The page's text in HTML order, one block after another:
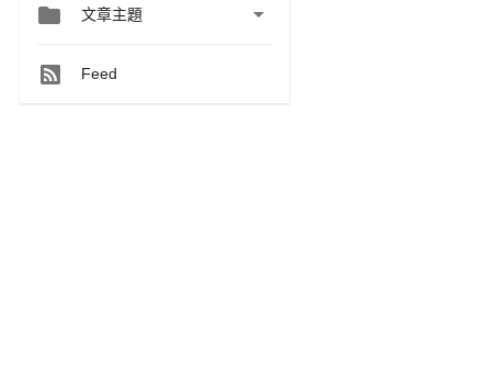
 文章主題 
Feed